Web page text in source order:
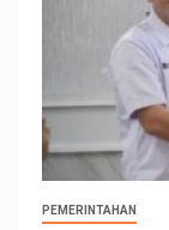
PEMERINTAHAN